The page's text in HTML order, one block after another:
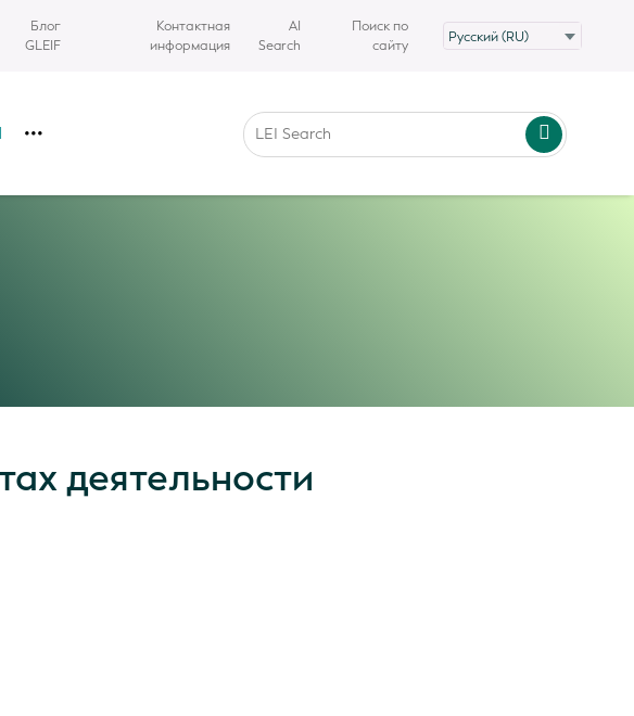
Блог
GLEIF
Контактная
информация
AI
Search
Поиск по
сайту
•••
деятельности